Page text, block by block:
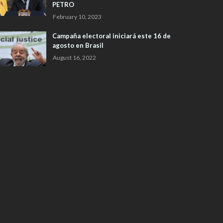
PETRO
February 10, 2023
Campaña electoral iniciará este 16 de
agosto en Brasil
August 16, 2022